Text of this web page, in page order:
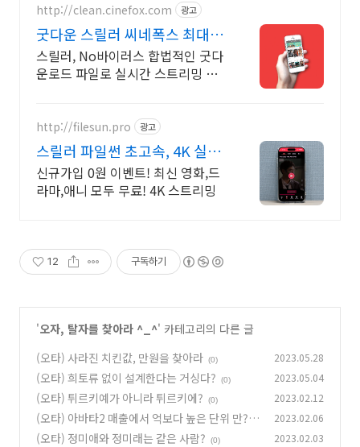
http://clean.cinefox.com 광고
굿다운 스릴러 씨네폭스 최대3
만원+10%추가적립
스릴러, No바이러스 합법적인 굿다
운로드 파일로 실시간 스트리밍 다
http://filesun.pro 광고
스릴러 파일썬 초고속, 4K 실시
간 보기!
신규가입 0원 이벤트! 최신 영화,드
라마,애니 모두 무료! 4K 스트리밍
12 구독하기
'오자, 탈자를 찾아라 ^_^' 카테고리의 다른 글
(오타) 사라진 치킨값, 만원을 찾아라 (0) 2023.05.28
(오타) 희토류 없이 설계한다는 거싱다? (0) 2023.05.04
(오타) 튀르키예가 아니라 튀르키에? (0) 2023.02.12
(오타) 아바타2 매출에서 억보다 높은 단위 만?
(0)
2023.02.06
(오타) 정미애와 정미래는 같은 사람? (0) 2023.02.03